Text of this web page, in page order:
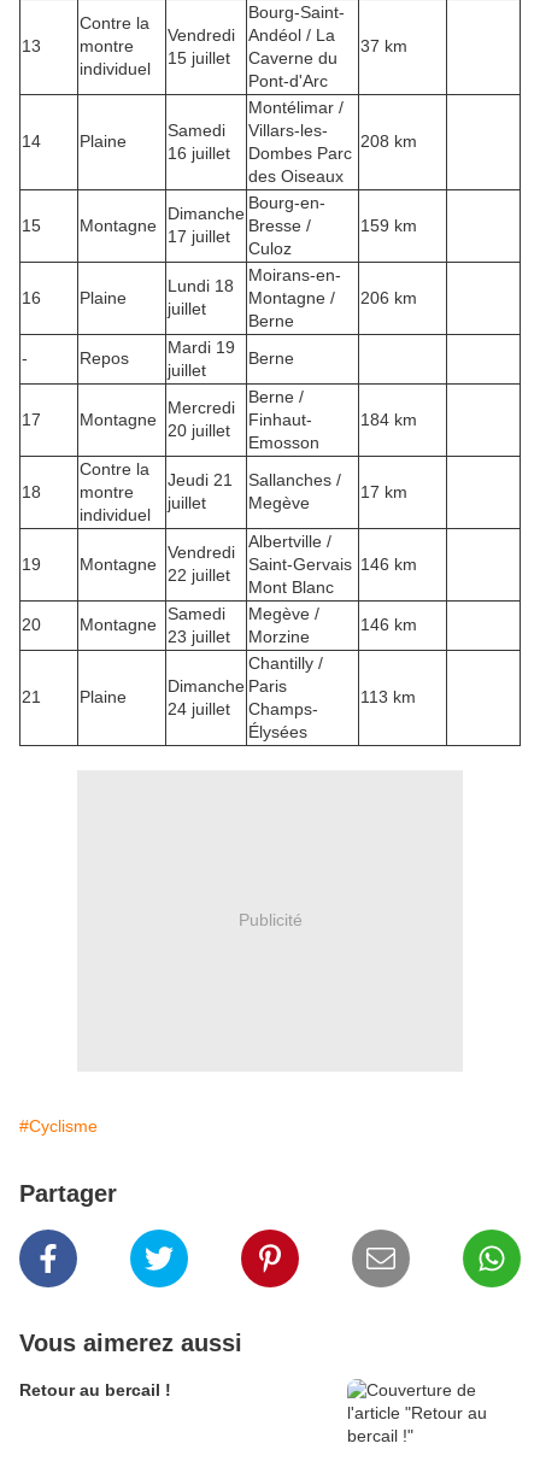
13
Contre la
montre
individuel
Vendredi
15 juillet
Bourg-Saint-
Andéol / La
Caverne du
Pont-d'Arc
37 km
14 Plaine
Samedi
16 juillet
Montélimar /
Villars-les-
Dombes Parc
des Oiseaux
208 km
15 Montagne
Dimanche
17 juillet
Bourg-en-
Bresse /
Culoz
159 km
16 Plaine
Lundi 18
juillet
Moirans-en-
Montagne /
Berne
206 km
- Repos
Mardi 19
juillet
Berne
17 Montagne
Mercredi
20 juillet
Berne /
Finhaut-
Emosson
184 km
18
Contre la
montre
individuel
Jeudi 21
juillet
Sallanches /
Megève
17 km
19 Montagne
Vendredi
22 juillet
Albertville /
Saint-Gervais
Mont Blanc
146 km
20 Montagne
Samedi
23 juillet
Megève /
Morzine
146 km
21 Plaine
Dimanche
24 juillet
Chantilly /
Paris
Champs-
Élysées
113 km
Publicité
#Cyclisme
Partager
Vous aimerez aussi
Retour au bercail !